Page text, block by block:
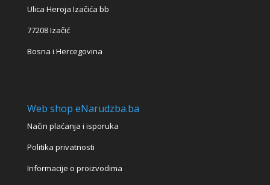
Ulica Heroja Izačića bb
77208 Izačić
Bosna i Hercegovina
Web shop eNarudzba.ba
Način plaćanja i isporuka
Politika privatnosti
Informacije o proizvodima